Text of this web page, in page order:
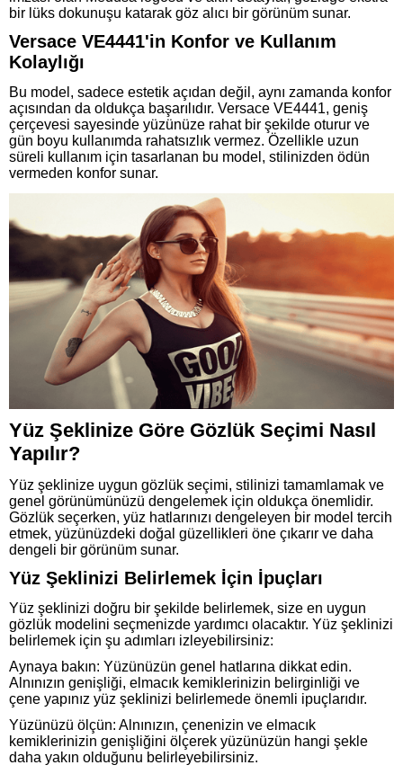
bir lüks dokunuşu katarak göz alıcı bir görünüm sunar.
Versace VE4441'in Konfor ve Kullanım
Kolaylığı
Bu model, sadece estetik açıdan değil, aynı zamanda konfor
açısından da oldukça başarılıdır. Versace VE4441, geniş
çerçevesi sayesinde yüzünüze rahat bir şekilde oturur ve
gün boyu kullanımda rahatsızlık vermez. Özellikle uzun
süreli kullanım için tasarlanan bu model, stilinizden ödün
vermeden konfor sunar.
Yüz Şeklinize Göre Gözlük Seçimi Nasıl
Yapılır?
Yüz şeklinize uygun gözlük seçimi, stilinizi tamamlamak ve
genel görünümünüzü dengelemek için oldukça önemlidir.
Gözlük seçerken, yüz hatlarınızı dengeleyen bir model tercih
etmek, yüzünüzdeki doğal güzellikleri öne çıkarır ve daha
dengeli bir görünüm sunar.
Yüz Şeklinizi Belirlemek İçin İpuçları
Yüz şeklinizi doğru bir şekilde belirlemek, size en uygun
gözlük modelini seçmenizde yardımcı olacaktır. Yüz şeklinizi
belirlemek için şu adımları izleyebilirsiniz:
Aynaya bakın: Yüzünüzün genel hatlarına dikkat edin.
Alnınızın genişliği, elmacık kemiklerinizin belirginliği ve
çene yapınız yüz şeklinizi belirlemede önemli ipuçlarıdır.
Yüzünüzü ölçün: Alnınızın, çenenizin ve elmacık
kemiklerinizin genişliğini ölçerek yüzünüzün hangi şekle
daha yakın olduğunu belirleyebilirsiniz.